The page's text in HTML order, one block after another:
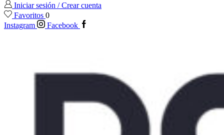
Iniciar sesión / Crear cuenta
Favoritos 0
Instagram
Facebook